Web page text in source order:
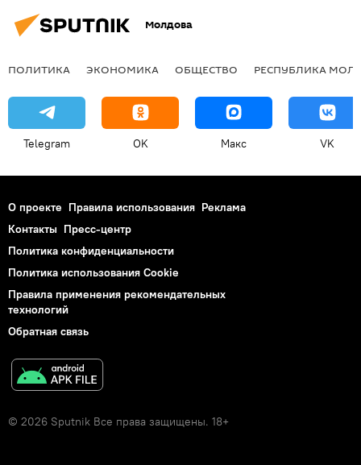
Молдова
ПОЛИТИКА ЭКОНОМИКА ОБЩЕСТВО РЕСПУБЛИКА
Telegram OK Макс VK
О проекте Правила использования Реклама
Контакты Пресс-центр
Политика конфиденциальности
Политика использования Cookie
Правила применения рекомендательных
технологий
Обратная связь
© 2026 Sputnik Все права защищены. 18+